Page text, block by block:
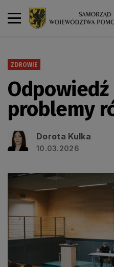
ZDROWIE
Odpowiedź
problemy
Dorota Kulka
10.03.2026